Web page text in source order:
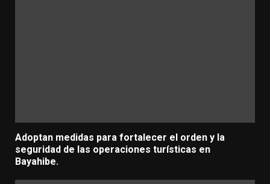
Adoptan medidas para fortalecer el orden y la
seguridad de las operaciones turísticas en
Bayahibe.